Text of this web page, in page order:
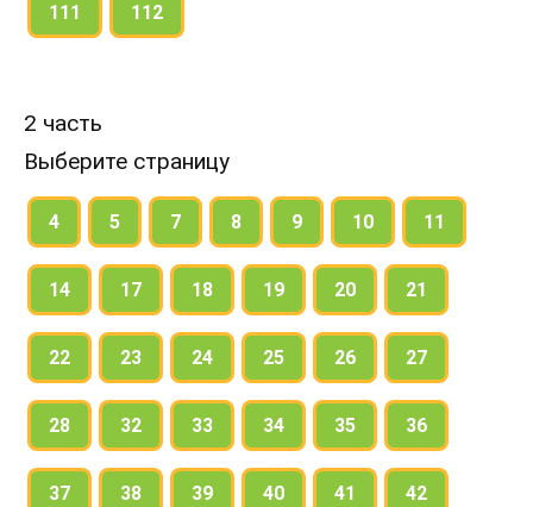
111 112
2 часть
Выберите страницу
4 5 7 8 9 10 11
14 17 18 19 20 21
22 23 24 25 26 27
28 32 33 34 35 36
37 38 39 40 41 42